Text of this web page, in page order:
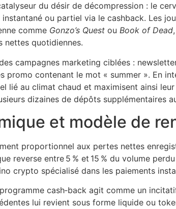
du désir de décompression : le
ou partiel via le cashback. Les
comme Gonzo’s Quest ou Book of Dead
nettes quotidiennes.
campagnes marketing ciblées :
promo contenant le mot « summer ». En
lié au climat chaud et maximisent ainsi
dizaines de dépôts supplémentaires
et modèle de
proportionnel aux pertes nettes
reverse entre 5 % et 15 % du volume
crypto spécialisé dans les paiements
cash‑back agit comme un
lui revient sous forme liquide ou